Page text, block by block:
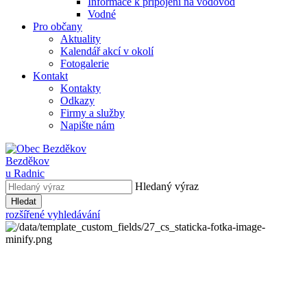
Vodné
Pro občany
Aktuality
Kalendář akcí v okolí
Fotogalerie
Kontakt
Kontakty
Odkazy
Firmy a služby
Napište nám
Bezděkov
u Radnic
Hledaný výraz
Hledat
rozšířené vyhledávání